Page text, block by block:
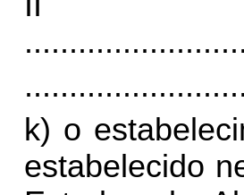
k) o
estabelecido